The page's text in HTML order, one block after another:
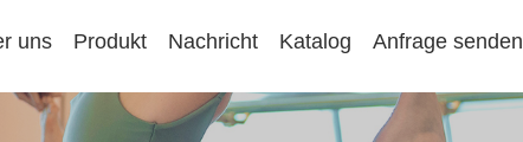
uns Produkt Nachricht Katalog Anfrage senden